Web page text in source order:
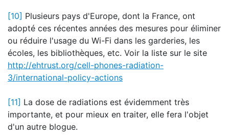
[10] Plusieurs pays d'Europe, dont la France, ont
adopté ces récentes années des mesures pour éliminer
ou réduire l'usage du Wi-Fi dans les garderies, les
écoles, les bibliothèques, etc. Voir la liste sur le site
http://ehtrust.org/cell-phones-radiation-
3/international-policy-actions
[11] La dose de radiations est évidemment très
importante, et pour mieux en traiter, elle fera l'objet
d'un autre blogue.